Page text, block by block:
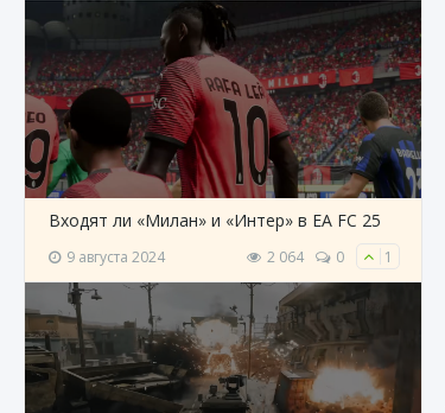
Входят ли «Милан» и «Интер» в EA FC 25
9 августа 2024 2 064 0 1